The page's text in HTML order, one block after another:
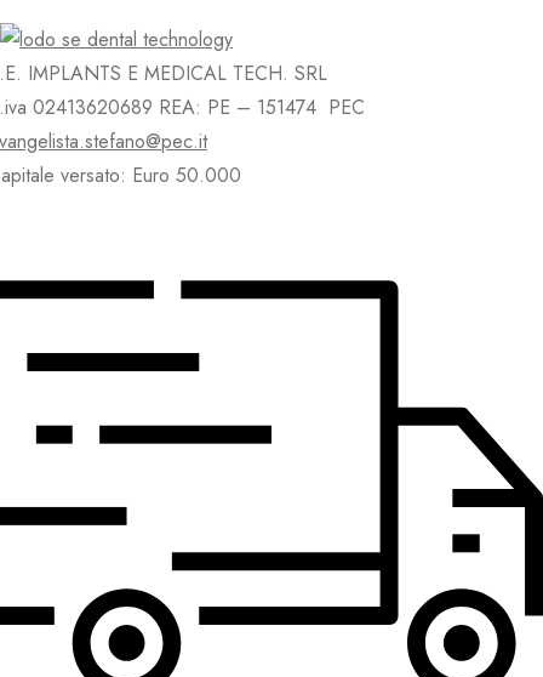
IMPLANTS E MEDICAL TECH. SRL
02413620689 REA: PE – 151474 PEC
versato: Euro 50.000